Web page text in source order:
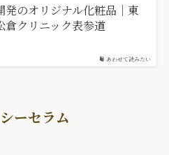
あわせて読みたい
発のオリジナル化粧品｜東
倉クリニック表参道
ーセラム